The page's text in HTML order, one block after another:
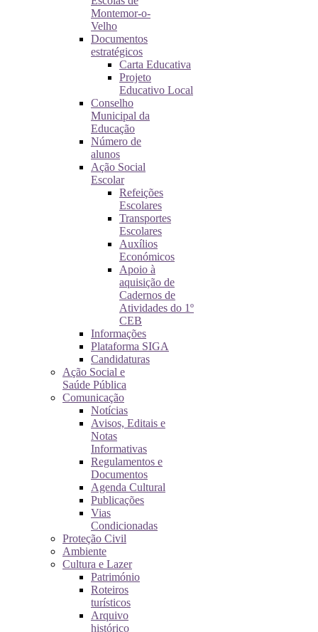
Montemor-o-
Velho
Documentos
estratégicos
Carta Educativa
Projeto
Educativo Local
Conselho
Municipal da
Educação
Número de
alunos
Ação Social
Escolar
Refeições
Escolares
Transportes
Escolares
Auxílios
Económicos
Apoio à
aquisição de
Cadernos de
Atividades do 1º
CEB
Informações
Plataforma SIGA
Candidaturas
Ação Social e
Saúde Pública
Comunicação
Notícias
Avisos, Editais e
Notas
Informativas
Regulamentos e
Documentos
Agenda Cultural
Publicações
Vias
Condicionadas
Proteção Civil
Ambiente
Cultura e Lazer
Património
Roteiros
turísticos
Arquivo
histórico